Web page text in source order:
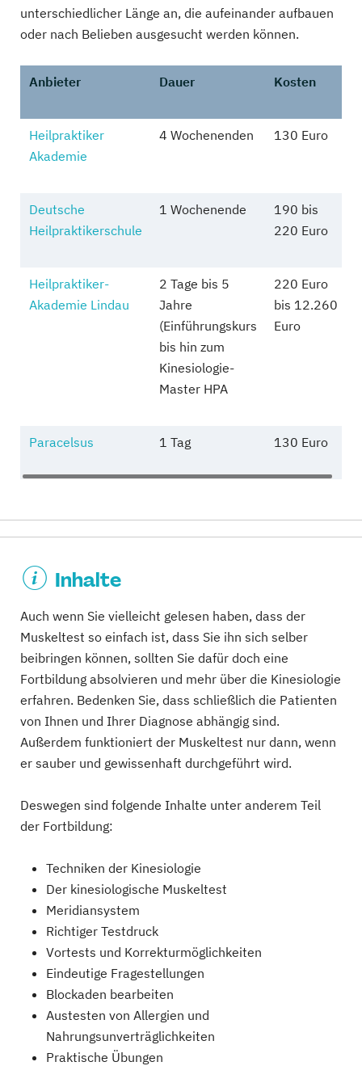
unterschiedlicher Länge an, die aufeinander aufbauen
oder nach Belieben ausgesucht werden können.
Anbieter Dauer Kosten
Heilpraktiker
Akademie
4 Wochenenden 130 Euro
Deutsche
Heilpraktikerschule
1 Wochenende
190 bis
220 Euro
Heilpraktiker-
Akademie Lindau
2 Tage bis 5
Jahre
(Einführungskurs
bis hin zum
Kinesiologie-
Master HPA
220 Euro
bis 12.260
Euro
Paracelsus 1 Tag 130 Euro
Inhalte
Auch wenn Sie vielleicht gelesen haben, dass der
Muskeltest so einfach ist, dass Sie ihn sich selber
beibringen können, sollten Sie dafür doch eine
Fortbildung absolvieren und mehr über die Kinesiologie
erfahren. Bedenken Sie, dass schließlich die Patienten
von Ihnen und Ihrer Diagnose abhängig sind.
Außerdem funktioniert der Muskeltest nur dann, wenn
er sauber und gewissenhaft durchgeführt wird.
Deswegen sind folgende Inhalte unter anderem Teil
der Fortbildung:
Techniken der Kinesiologie
Der kinesiologische Muskeltest
Meridiansystem
Richtiger Testdruck
Vortests und Korrekturmöglichkeiten
Eindeutige Fragestellungen
Blockaden bearbeiten
Austesten von Allergien und
Nahrungsunverträglichkeiten
Praktische Übungen